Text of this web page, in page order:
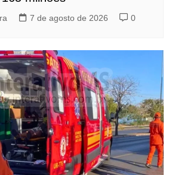
7 de agosto de 2026 0